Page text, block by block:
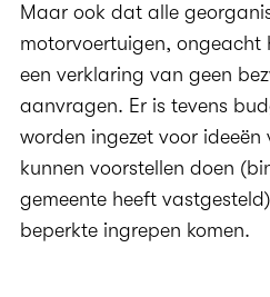
Maar ook dat alle
motorvoertuigen, ongeacht
een verklaring van geen
aanvragen. Er is tevens
worden ingezet voor ideeën
kunnen voorstellen doen
gemeente heeft
beperkte ingrepen komen.